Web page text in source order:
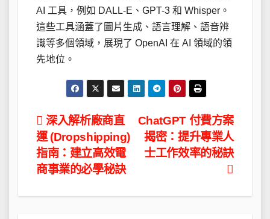
AI 工具，例如 DALL-E、GPT-3 和 Whisper。
這些工具涵蓋了圖片生成、語言理解、語音辨
識等多個領域，展現了 OpenAI 在 AI 領域的領
先地位。
文
章
導
覽
ChatGPT 付費方案
揭密：提升專業人
士工作效率的秘訣
深入解析廠商直
運 (Dropshipping)
指南：建立高效電
商事業的必學秘訣